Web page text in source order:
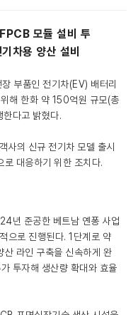
모듈 설비 투
차용 양산 설비
부품인 전기차(EV) 배터리
해 한화 약 150억원 규모(총
다고 밝혔다.
사의 신규 전기차 모델 출시
로 대응하기 위한 조치다.
년 준공한 베트남 옌퐁 사업
으로 진행된다. 1단계로 약
라인 구축을 신속하게 완
투자해 생산량 확대와 효율